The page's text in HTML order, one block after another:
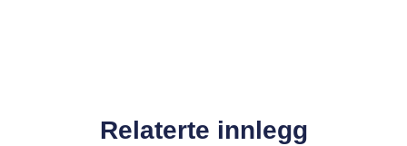
Relaterte innlegg